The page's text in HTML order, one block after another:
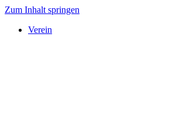
Zum Inhalt springen
Verein